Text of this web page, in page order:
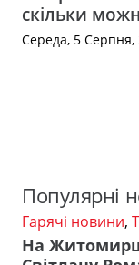
скільки
Середа, 5 Серпня,
Популярні
Гарячі новини,
На